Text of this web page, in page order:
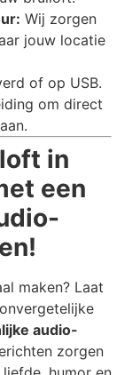
Wij zorgen
jouw locatie
of op USB.
om direct
in
een
maken? Laat
audio-
zorgen